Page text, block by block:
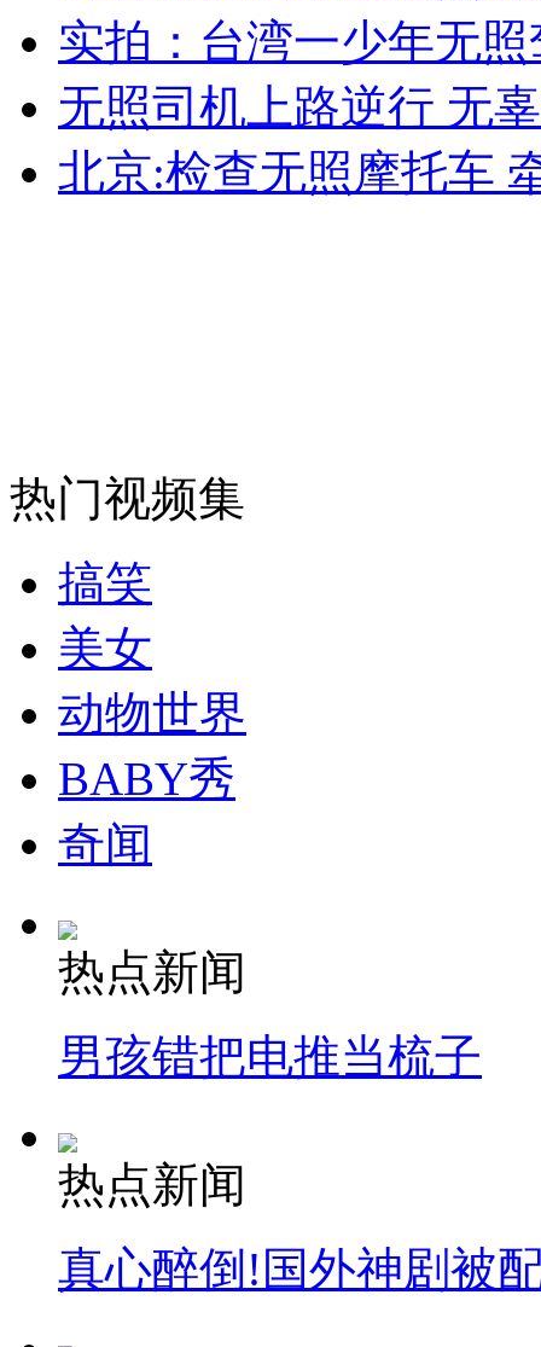
山西运城恶犬咬伤多人 警民合力深夜将其击毙
女孩北京地铁殴打老人 痛下狠手拳打脚踢
安徽一实载49人客车翻车
走！跟着总书记去植树
消防员救轻生者 花炮节热闹非凡
司机酒驾遇交警 急速倒车逃窜
实拍：台湾一少年无
无照司机上路逆行 无
北京:检查无照摩托车
热门视频集
搞笑
美女
动物世界
BABY秀
奇闻
热点新闻
男孩错把电推当梳子
热点新闻
真心醉倒!国外神剧被